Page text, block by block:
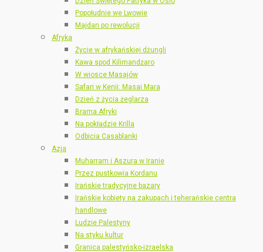
Popołudnie we Lwowie
Majdan po rewolucji
Afryka
Życie w afrykańskiej dżungli
Kawa spod Kilimandżaro
W wiosce Masajów
Safari w Kenii: Masai Mara
Dzień z życia żeglarza
Brama Afryki
Na pokładzie Krilla
Odbicia Casablanki
Azja
Muharram i Aszura w Iranie
Przez pustkowia Kordanu
Irańskie tradycyjne bazary
Irańskie kobiety na zakupach i teherańskie centra
handlowe
Ludzie Palestyny
Na styku kultur
Granica palestyńsko-izraelska